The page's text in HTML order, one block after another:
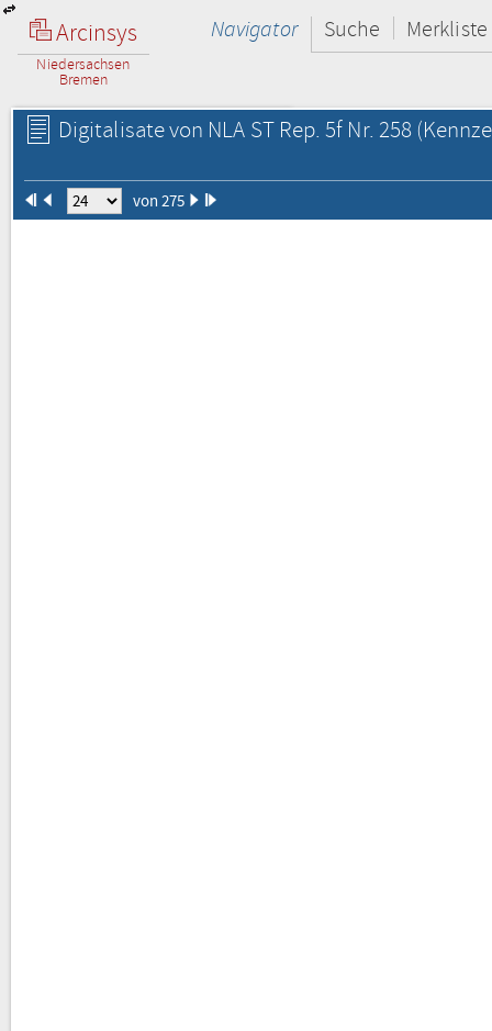
Arcinsys
Niedersachsen
Bremen
Navigator Suche Merkliste
Digitalisate von NLA ST Rep. 5f Nr. 258
von 275